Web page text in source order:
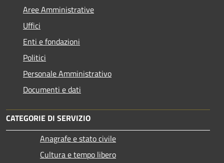
Aree Amministrative
Uffici
Enti e fondazioni
Politici
Personale Amministrativo
Documenti e dati
CATEGORIE DI SERVIZIO
Anagrafe e stato civile
Cultura e tempo libero